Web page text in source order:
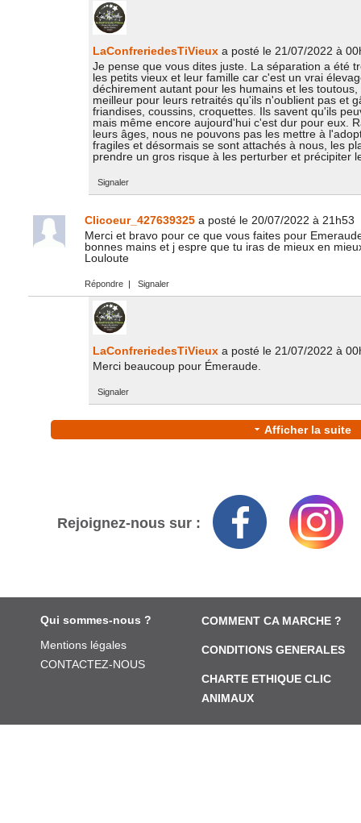
LaConfreriedesTiVieux a posté le 21/07/2022 à
Je pense que vous dites juste. La séparation a été
les petits vieux et leur famille car c'est un vrai
déchirement autant pour les humains et les toutous,
meilleur pour leurs retraités qu'ils n'oublient pas et
friandises, coussins, croquettes. Ils savent qu'ils
mais même encore aujourd'hui c'est dur pour eux.
leurs âges, nous ne pouvons pas les mettre à
fragiles et désormais se sont attachés à nous, les
prendre un gros risque à les perturber et précipiter
Signaler
Clicoeur_427639325 a posté le 20/07/2022 à 21h53
Merci et bravo pour ce que vous faites pour
bonnes mains et j espre que tu iras de mieux en
Louloute
Répondre | Signaler
LaConfreriedesTiVieux a posté le 21/07/2022 à
Merci beaucoup pour Émeraude.
Signaler
Afficher la suite
Rejoignez-nous sur :
Qui sommes-nous ?
Mentions légales
CONTACTEZ-NOUS
COMMENT CA MARCHE ?
CONDITIONS GENERALES
CHARTE ETHIQUE CLIC
ANIMAUX